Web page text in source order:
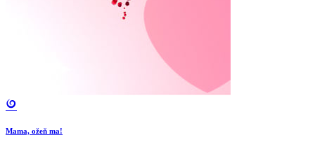
Mama, ožeň ma!